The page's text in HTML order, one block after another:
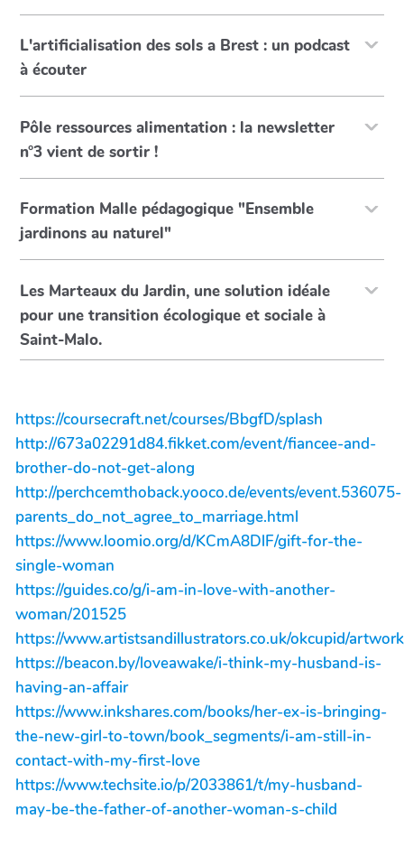
L'artificialisation des sols a Brest : un podcast
à écouter
Pôle ressources alimentation : la newsletter
n°3 vient de sortir !
Formation Malle pédagogique "Ensemble
jardinons au naturel"
Les Marteaux du Jardin, une solution idéale
pour une transition écologique et sociale à
Saint-Malo.
https://coursecraft.net/courses/BbgfD/splash
http://673a02291d84.fikket.com/event/fiancee-and-
brother-do-not-get-along
http://perchcemthoback.yooco.de/events/event.536075-
parents_do_not_agree_to_marriage.html
https://www.loomio.org/d/KCmA8DlF/gift-for-the-
single-woman
https://guides.co/g/i-am-in-love-with-another-
woman/201525
https://www.artistsandillustrators.co.uk/okcupid/
https://beacon.by/loveawake/i-think-my-husband-is-
having-an-affair
https://www.inkshares.com/books/her-ex-is-bringing-
the-new-girl-to-town/book_segments/i-am-still-in-
contact-with-my-first-love
https://www.techsite.io/p/2033861/t/my-husband-
may-be-the-father-of-another-woman-s-child